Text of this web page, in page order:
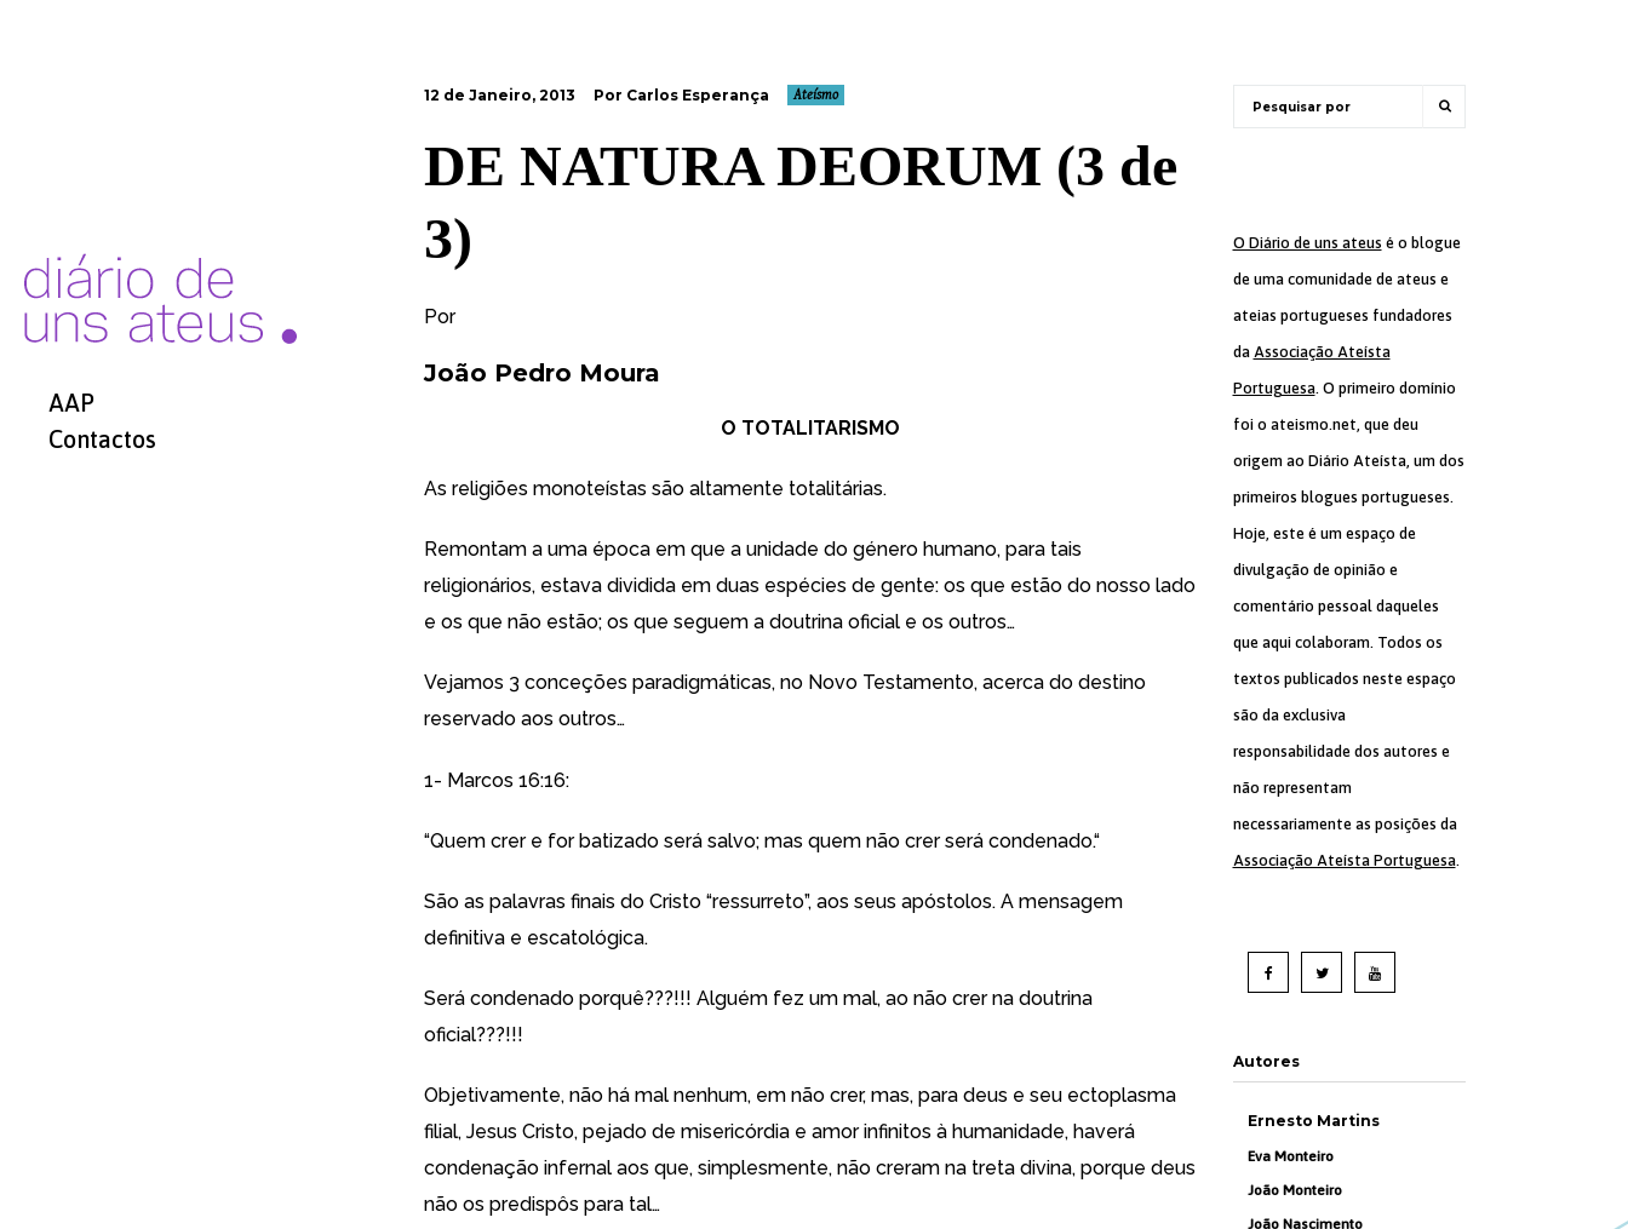
AAP
Contactos
12 de Janeiro, 2013 Por Carlos Esperança Ateísmo
DE NATURA DEORUM (3 de
3)
Por
João Pedro Moura
O TOTALITARISMO
As religiões monoteístas são altamente totalitárias.
Remontam a uma época em que a unidade do género humano, para tais
religionários, estava dividida em duas espécies de gente: os que estão do nosso lado
e os que não estão; os que seguem a doutrina oficial e os outros…
Vejamos 3 conceções paradigmáticas, no Novo Testamento, acerca do destino
reservado aos outros…
1- Marcos 16:16:
“Quem crer e for batizado será salvo; mas quem não crer será condenado.“
São as palavras finais do Cristo “ressurreto”, aos seus apóstolos. A mensagem
definitiva e escatológica.
Será condenado porquê???!!! Alguém fez um mal, ao não crer na doutrina
oficial???!!!
Objetivamente, não há mal nenhum, em não crer, mas, para deus e seu ectoplasma
filial, Jesus Cristo, pejado de misericórdia e amor infinitos à humanidade, haverá
condenação infernal aos que, simplesmente, não creram na treta divina, porque deus
não os predispôs para tal…
O Diário de uns ateus é o blogue
de uma comunidade de ateus e
ateias portugueses fundadores
da Associação Ateísta
Portuguesa. O primeiro domínio
foi o ateismo.net, que deu
origem ao Diário Ateísta, um dos
primeiros blogues portugueses.
Hoje, este é um espaço de
divulgação de opinião e
comentário pessoal daqueles
que aqui colaboram. Todos os
textos publicados neste espaço
são da exclusiva
responsabilidade dos autores e
não representam
necessariamente as posições da
Associação Ateísta Portuguesa.
Autores
Ernesto Martins
Eva Monteiro
João Monteiro
João Nascimento